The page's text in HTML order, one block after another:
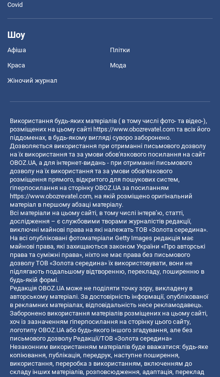
Covid
Шоу
Афіша Плітки
Краса Мода
Жіночий журнал
Використання будь-яких матеріалів ( в тому числі фото- та відео-),
розміщених на цьому сайті https://www.obozrevatel.com та всіх його
піддоменах, в будь-якому вигляді суворо заборонено.
Дозволяється використання при отриманні письмового дозволу
на їх використання та за умови обов'язкового посилання на сайт
OBOZ.UA, а для інтернет-видань - при отриманні письмового
дозволу на їх використання та за умови обов'язкового
розміщення прямого, відкритого для пошукових систем,
гіперпосилання на сторінку OBOZ.UA за посиланням
https://www.obozrevatel.com, на якій розміщено оригінальний
матеріал в першому абзаці матеріалу.
Всі матеріали на цьому сайті, в тому числі інтерв’ю, статті,
дослідження – є службовими творами журналістів редакції,
виключні майнові права на які належать ТОВ «Золота середина».
На всі опубліковані фотоматеріали Getty Images редакція має
майнові права, які захищаються законом України «Про авторські
права та суміжні права», ніхто не має права без письмового
дозволу ТОВ «Золота середина» їх використовувати, вони не
підлягають подальшому відтворенню, перекладу, поширенню в
будь-якій формі.
Редакція OBOZ.UA може не поділяти точку зору, викладену в
авторському матеріалі. За достовірність інформації, опублікованої
в рекламних матеріалах, відповідальність несе рекламодавець.
Заборонено використання матеріалів розміщених на цьому сайті,
хоч із зазначенням гіперпосилання на сторінку цього сайту,
логотипу OBOZ.UA або будь-якого іншого згадування, але без
письмового дозволу Редакції/ТОВ «Золота середина»
Незаконним використанням матеріалів буде вважатися: будь-яке
копiювання, публiкацiя, передрук, наступне поширення,
використання, переробка з використанням, включенням до
складу інших матеріалів, розповсюдження, адаптація, переклад